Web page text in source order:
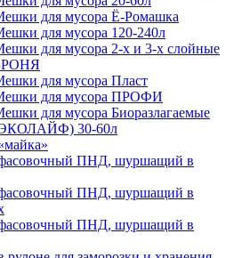
для мусора Ё-Ромашка
для мусора 120-240л
для мусора 2-х и 3-х слойные
для мусора Пласт
для мусора ПРОФИ
для мусора Биоразлагаемые
30-60л
ПНД, шуршащий в
ПНД, шуршащий в
ПНД, шуршащий в